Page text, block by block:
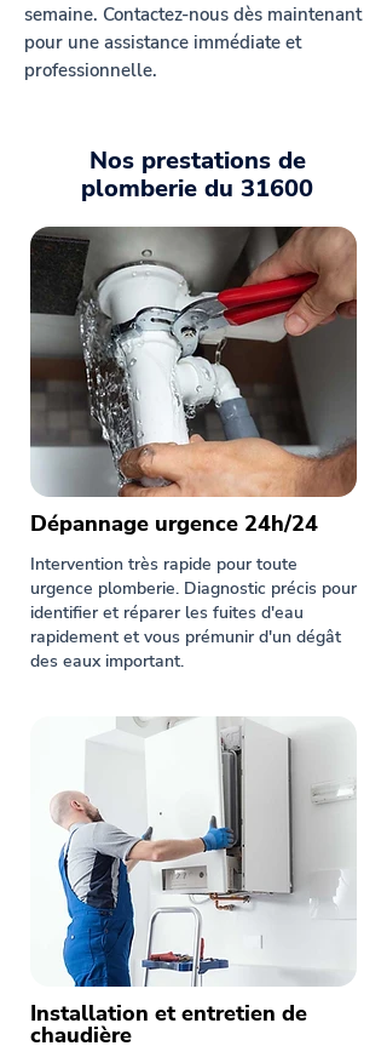
semaine. Contactez-nous dès maintenant
pour une assistance immédiate et
professionnelle.
Nos prestations de
plomberie du 31600
Dépannage urgence 24h/24
Intervention très rapide pour toute
urgence plomberie. Diagnostic précis pour
identifier et réparer les fuites d'eau
rapidement et vous prémunir d'un dégât
des eaux important.
Installation et entretien de
chaudière